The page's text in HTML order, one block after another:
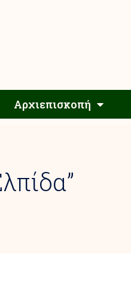
Αρχιεπισκοπή